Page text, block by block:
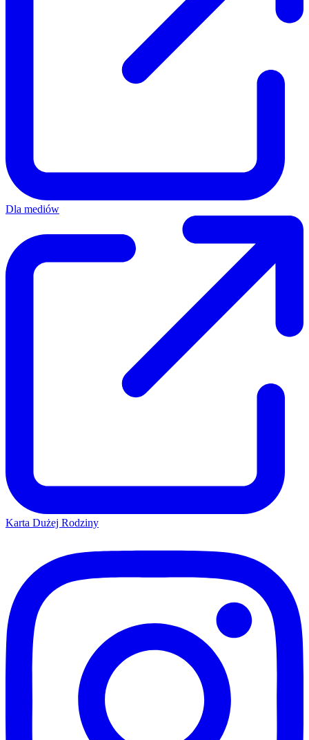
Dla mediów
Karta Dużej Rodziny